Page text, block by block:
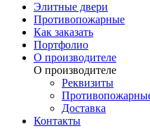
Элитные двери
Противопожарные
Как заказать
Портфолио
О производителе
О производителе
Реквизиты
Доставка
Контакты